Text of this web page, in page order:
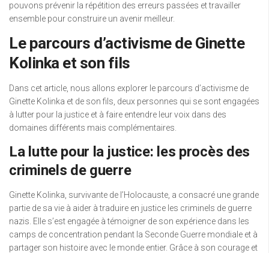
pouvons prévenir la répétition des erreurs passées et travailler
ensemble pour construire un avenir meilleur.
Le parcours d’activisme de Ginette
Kolinka et son fils
Dans cet article, nous allons explorer le parcours d’activisme de
Ginette Kolinka et de son fils, deux personnes qui se sont engagées
à lutter pour la justice et à faire entendre leur voix dans des
domaines différents mais complémentaires.
La lutte pour la justice: les procès des
criminels de guerre
Ginette Kolinka, survivante de l’Holocauste, a consacré une grande
partie de sa vie à aider à traduire en justice les criminels de guerre
nazis. Elle s’est engagée à témoigner de son expérience dans les
camps de concentration pendant la Seconde Guerre mondiale et à
partager son histoire avec le monde entier. Grâce à son courage et